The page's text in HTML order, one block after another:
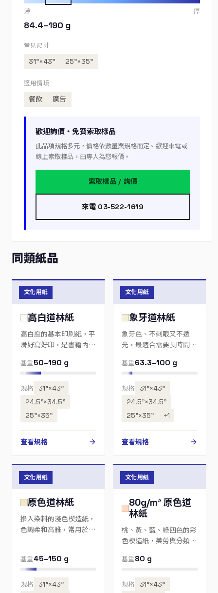
薄 厚
84.4–190 g
常見尺寸
31”×43” 25”×35”
適用情境
餐飲 廣告
歡迎詢價・免費索取樣品
此品項規格多元，價格依數量與規格而定。歡迎來電或
線上索取樣品，由專人為您報價。
索取樣品 / 詢價
來電 03-522-1619
同類紙品
文化用紙
高白道林紙
高白度的基本印刷紙，平
滑好寫好印，是書籍內
紙。
基重50–190 g
規格
31”×43”
24.5”×34.5”
25”×35”
查看規格
文化用紙
象牙道林紙
象牙色、不刺眼又不透
光，最適合需要長時間閱
基重63.3–100 g
規格
31”×43”
24.5”×34.5”
25”×35”
+1
查看規格
文化用紙
原色道林紙
摻入染料的淺色模造紙，
色調柔和高雅，常用於美
基重45–150 g
規格
31”×43”
文化用紙
80g/m² 原色道
林紙
桃、黃、藍、綠四色的彩
色模造紙，美勞與分類用
基重80 g
規格
31"×43"